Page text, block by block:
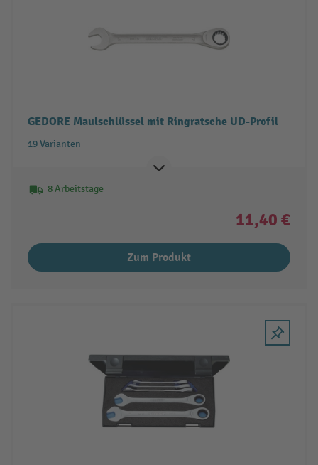
GEDORE Maulschlüssel mit Ringratsche UD-Profil
19 Varianten
8 Arbeitstage
11,40 €
Zum Produkt